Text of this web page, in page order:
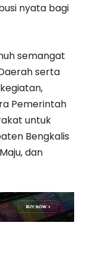
nyata bagi
semangat
serta
Pemerintah
untuk
Bengkalis
dan